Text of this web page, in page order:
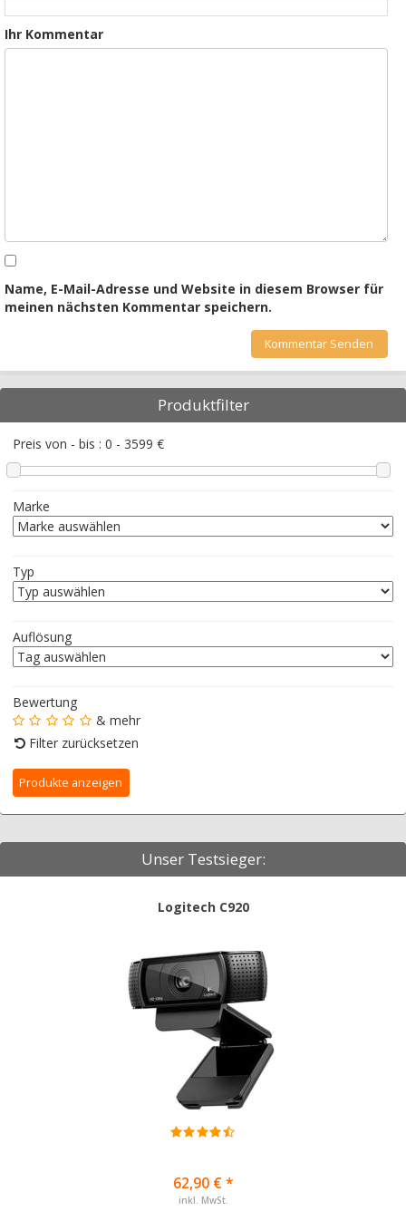
Ihr Kommentar
Name, E-Mail-Adresse und Website in diesem Browser für
meinen nächsten Kommentar speichern.
Produktfilter
Preis von - bis : 0 - 3599 €
Marke
Typ
Auflösung
Bewertung
& mehr
Filter zurücksetzen
Unser Testsieger:
Logitech C920
62,90 € *
inkl. MwSt.